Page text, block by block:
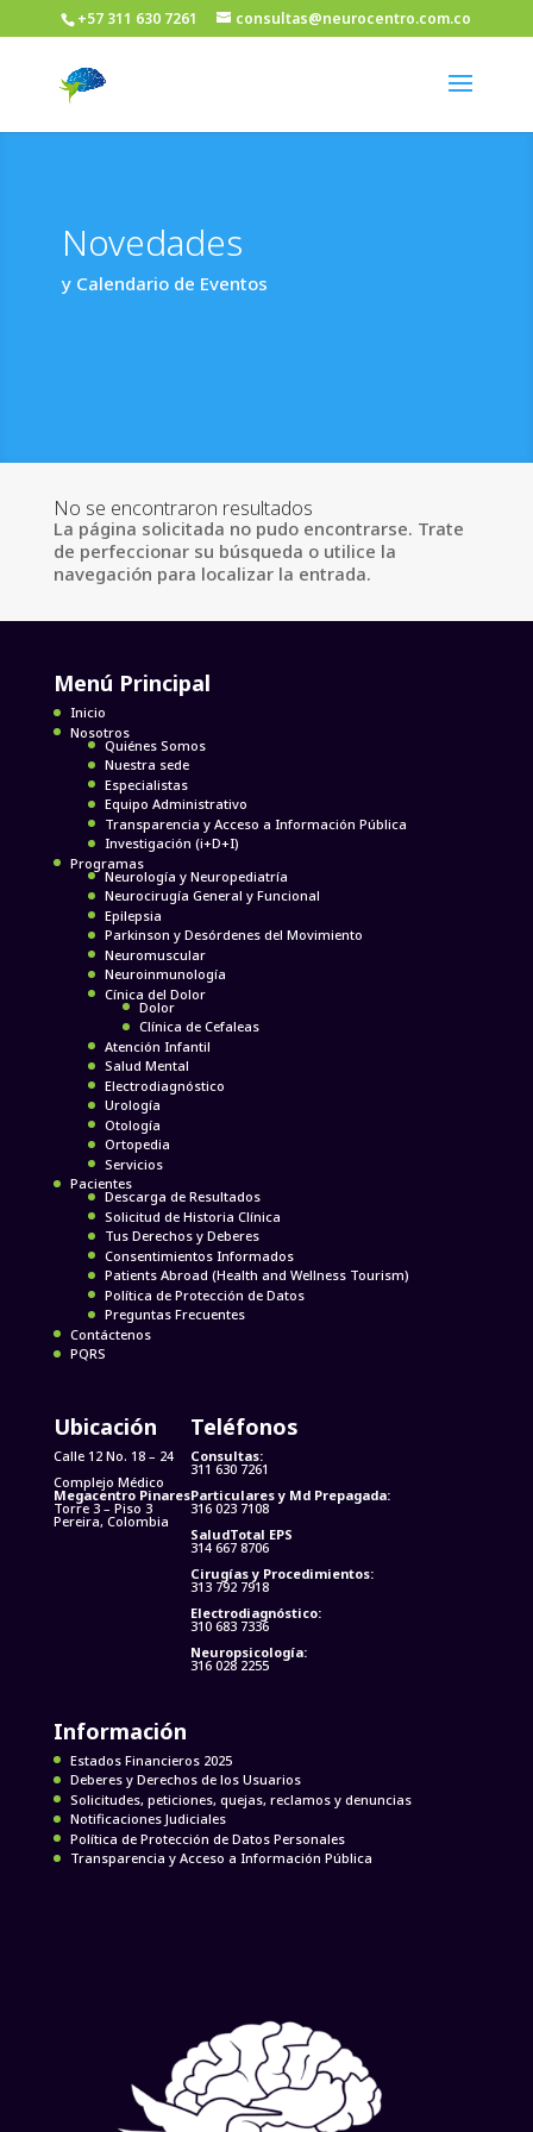
+57 311 630 7261 consultas@neurocentro.com.co
Novedades
y Calendario de Eventos
No se encontraron resultados
La página solicitada no pudo encontrarse. Trate
de perfeccionar su búsqueda o utilice la
navegación para localizar la entrada.
Menú Principal
Inicio
Nosotros
Quiénes Somos
Nuestra sede
Especialistas
Equipo Administrativo
Transparencia y Acceso a Información Pública
Investigación (i+D+I)
Programas
Neurología y Neuropediatría
Neurocirugía General y Funcional
Epilepsia
Parkinson y Desórdenes del Movimiento
Neuromuscular
Neuroinmunología
Cínica del Dolor
Dolor
Clínica de Cefaleas
Atención Infantil
Salud Mental
Electrodiagnóstico
Urología
Otología
Ortopedia
Servicios
Pacientes
Descarga de Resultados
Solicitud de Historia Clínica
Tus Derechos y Deberes
Consentimientos Informados
Patients Abroad (Health and Wellness Tourism)
Política de Protección de Datos
Preguntas Frecuentes
Contáctenos
PQRS
Ubicación
Calle 12 No. 18 – 24
Complejo Médico
Megacentro Pinares
Torre 3 – Piso 3
Pereira, Colombia
Teléfonos
Consultas:
311 630 7261
Particulares y Md Prepagada:
316 023 7108
SaludTotal EPS
314 667 8706
Cirugías y Procedimientos:
313 792 7918
Electrodiagnóstico:
310 683 7336
Neuropsicología:
316 028 2255
Información
Estados Financieros 2025
Deberes y Derechos de los Usuarios
Solicitudes, peticiones, quejas, reclamos y denuncias
Notificaciones Judiciales
Política de Protección de Datos Personales
Transparencia y Acceso a Información Pública